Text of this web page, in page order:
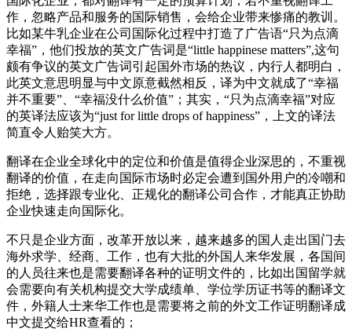
作，忽略产品和服务的国际销售，会给企业带来惨痛的教训。
比如某牛乳企业在公司国际化过程中打造了广告语“只为点滴
幸福”，他们投放的英文广告词是“little happinese matters”,这句
颇有争议的英文广告词引起国外市场的热议，内行人都明白，
此英文意思明显与中文原意截然相反，译为中文就成了“幸福
并不重要”、“幸福没什么价值”；其实，“只为点滴幸福”对应
的英译法应该为“just for little drops of happiness”，上文的译法
简直令人贻笑大方。
翻译在企业全球化中的定位和价值是值得企业深思的，不重视
翻译的价值，在走向国际市场时必定会遭到国外用户的冷嘲和
拒绝，选择跟专业化、正规化的翻译公司合作，才能真正协助
企业快速走向国际化。
不只是企业方面，改革开放以来，越来越多的国人走出国门去
海外求学、经商、工作，也有大批的外国人来华发展，各国间
的人员往来也是需要翻译各种的证明文件的，比如出国留学就
会需要向有关机构提交大学成绩单、学位学历证书等的翻译文
件，外籍人士来华工作也是需要将之前的外文工作证明翻译成
中文提交给HR查看的；